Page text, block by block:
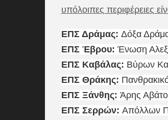
υπόλοιπες περιφέρειες
ΕΠΣ Δράμας: Δόξα
ΕΠΣ Έβρου: Ένωση
ΕΠΣ Καβάλας: Βύρων
ΕΠΣ Θράκης:
ΕΠΣ Ξάνθης: Άρης
ΕΠΣ Σερρών: Απόλλων